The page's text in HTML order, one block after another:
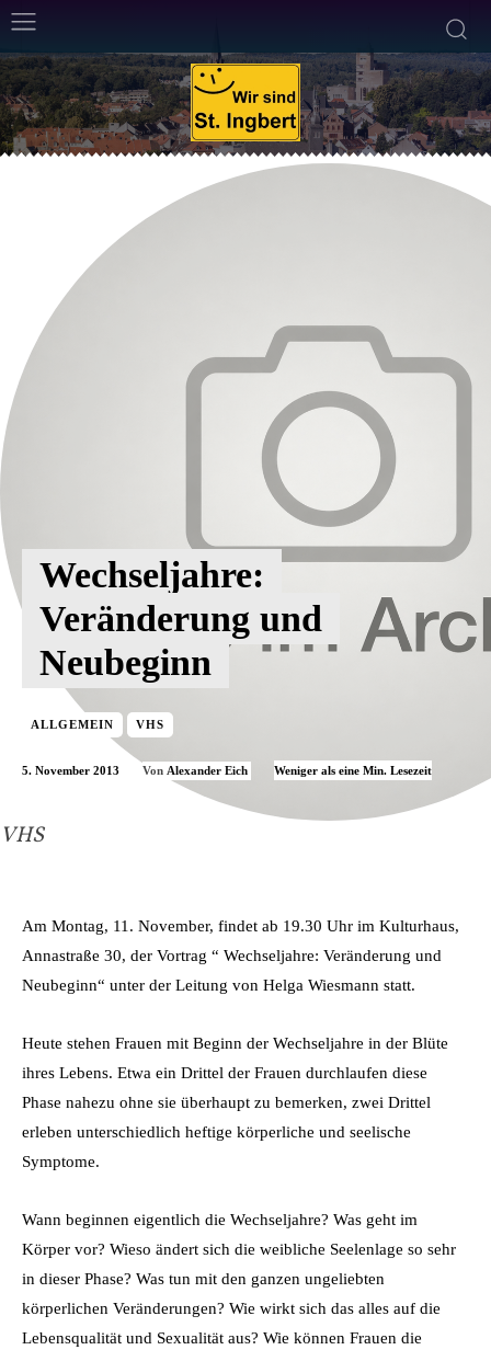
VHS
Wechseljahre:
Veränderung und
Neubeginn
ALLGEMEIN VHS
5. November 2013 Von Alexander Eich Weniger als eine Min. Lesezeit
Am Montag, 11. November, findet ab 19.30 Uhr im Kulturhaus,
Annastraße 30, der Vortrag “ Wechseljahre: Veränderung und
Neubeginn“ unter der Leitung von Helga Wiesmann statt.
Heute stehen Frauen mit Beginn der Wechseljahre in der Blüte
ihres Lebens. Etwa ein Drittel der Frauen durchlaufen diese
Phase nahezu ohne sie überhaupt zu bemerken, zwei Drittel
erleben unterschiedlich heftige körperliche und seelische
Symptome.
Wann beginnen eigentlich die Wechseljahre? Was geht im
Körper vor? Wieso ändert sich die weibliche Seelenlage so sehr
in dieser Phase? Was tun mit den ganzen ungeliebten
körperlichen Veränderungen? Wie wirkt sich das alles auf die
Lebensqualität und Sexualität aus? Wie können Frauen die